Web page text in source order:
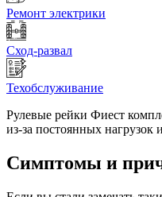
Ремонт электрики
Сход-развал
Техобслуживание
Рулевые рейки Фиест
из-за постоянных нагрузок
Симптомы и